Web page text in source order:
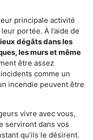
principale activité
portée. À l’aide de
dégâts dans les
les murs et même
être assez
comme un
incendie peuvent être
vivre avec vous,
serviront dans vos
qu’ils le désirent.